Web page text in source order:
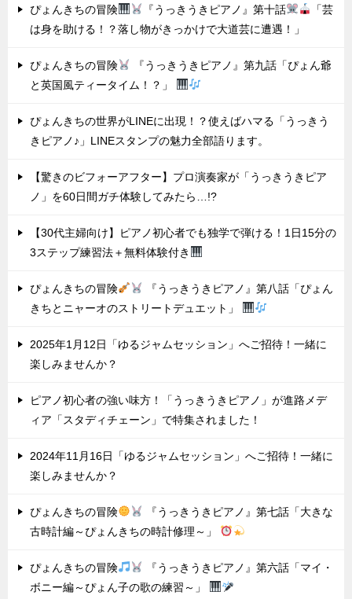
ぴょんきちの冒険 『うっきうきピアノ』第十話
「芸
は身を助ける！？落し物がきっかけで大道芸に遭遇！」
ぴょんきちの冒険
『うっきうきピアノ』第九話「ぴょん爺
と英国風ティータイム！？」
ぴょんきちの世界がLINEに出現！？使えばハマる「うっきう
きピアノ♪」LINEスタンプの魅力全部語ります。
【驚きのビフォーアフター】プロ演奏家が「うっきうきピア
ノ」を60日間ガチ体験してみたら…!?
【30代主婦向け】ピアノ初心者でも独学で弾ける！1日15分の
3ステップ練習法＋無料体験付き
ぴょんきちの冒険
『うっきうきピアノ』第八話「ぴょん
きちとニャーオのストリートデュエット」
2025年1月12日「ゆるジャムセッション」へご招待！一緒に
楽しみませんか？
ピアノ初心者の強い味方！「うっきうきピアノ」が進路メデ
ィア「スタディチェーン」で特集されました！
2024年11月16日「ゆるジャムセッション」へご招待！一緒に
楽しみませんか？
ぴょんきちの冒険
『うっきうきピアノ』第七話「大きな
古時計編～ぴょんきちの時計修理～」
ぴょんきちの冒険
『うっきうきピアノ』第六話「マイ・
ボニー編～ぴょん子の歌の練習～」